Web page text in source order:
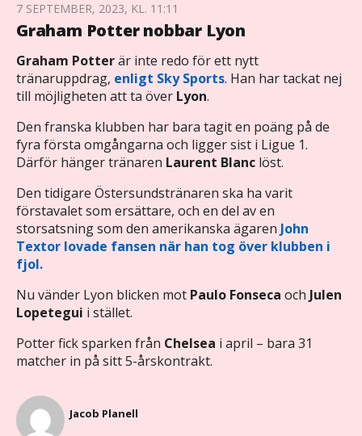
7 SEPTEMBER, 2023, KL. 11:11
Graham Potter nobbar Lyon
Graham Potterär inte redo för ett nytt
tränaruppdrag, enligt Sky Sports. Han har tackat nej
till möjligheten att ta över Lyon.
Den franska klubben har bara tagit en poäng på de
fyra första omgångarna och ligger sist i Ligue 1.
Därför hänger tränaren Laurent Blanc löst.
Den tidigare Östersundstränaren ska ha varit
förstavalet som ersättare, och en del av en
storsatsning som den amerikanska ägaren John
Textor lovade fansen när han tog över klubben i
fjol.
Nu vänder Lyon blicken mot Paulo Fonseca och Julen
Lopetegui i stället.
Potter fick sparken från Chelsea i april – bara 31
matcher in på sitt 5-årskontrakt.
Jacob Planell